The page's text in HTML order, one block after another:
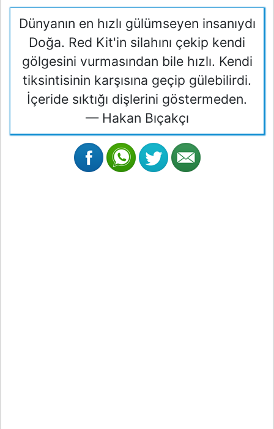
Dünyanın en hızlı gülümseyen insanıydı
Doğa. Red Kit'in silahını çekip kendi
gölgesini vurmasından bile hızlı. Kendi
tiksintisinin karşısına geçip gülebilirdi.
İçeride sıktığı dişlerini göstermeden.
— Hakan Bıçakçı